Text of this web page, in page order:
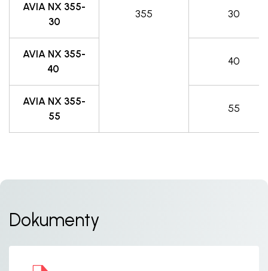
355
AVIA NX 355-
30
30
AVIA NX 355-
40
40
AVIA NX 355-
55
55
Dokumenty